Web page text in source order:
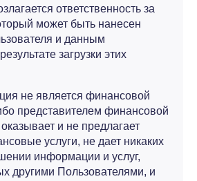
ответственность за
может быть нанесен
и данным
загрузки этих
не является финансовой
представителем финансовой
и не предлагает
услуги, не дает никаких
информации и услуг,
другими Пользователями, и